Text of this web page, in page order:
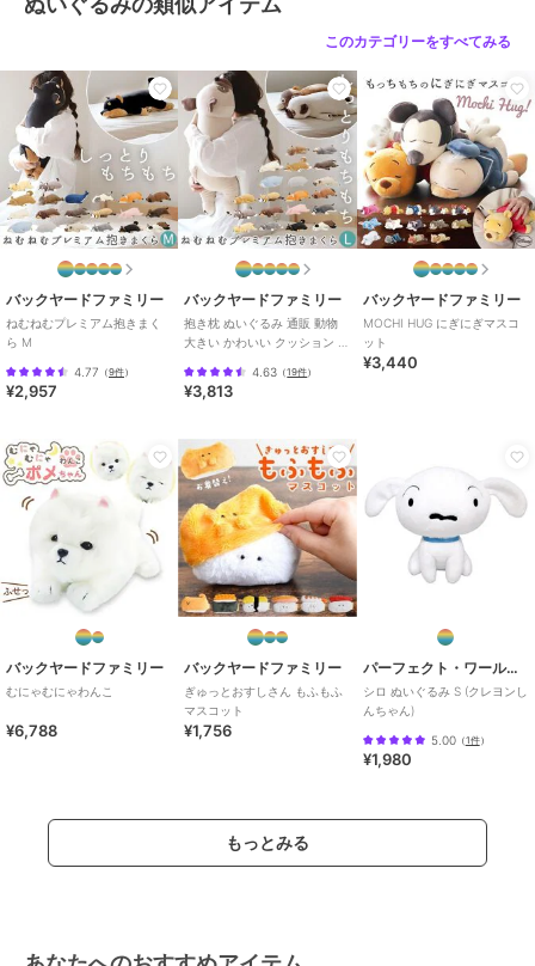
原産国 中国
このカテゴリーをすべてみる
バックヤードファミリー
ねむねむプレミアム抱きまく
ら M
4.77 （9件）
¥2,957
バックヤードファミリー
抱き枕 ぬいぐるみ 通販 動物
大きい かわいい クッション 子
4.63 （19件）
¥3,813
バックヤードファミリー
MOCHI HUG にぎにぎマスコ
ット
¥3,440
バックヤードファミリー
むにゃむにゃわんこ
¥6,788
バックヤードファミリー
ぎゅっとおすしさん もふもふ
マスコット
¥1,756
パーフェクト・ワールド・トーキョー
シロ ぬいぐるみ S (クレヨンし
んちゃん)
5.00（1件）
¥1,980
もっとみる